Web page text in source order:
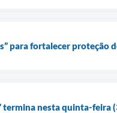
para fortalecer proteção
termina nesta quinta-feira